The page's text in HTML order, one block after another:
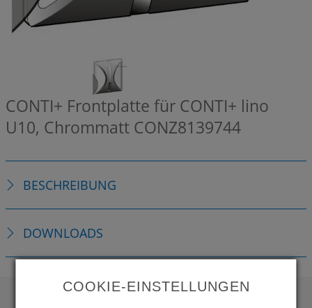
CONTI+ Frontplatte für CONTI+ lino
U10, Chrommatt CONZ8139744
BESCHREIBUNG
DOWNLOADS
COOKIE-EINSTELLUNGEN